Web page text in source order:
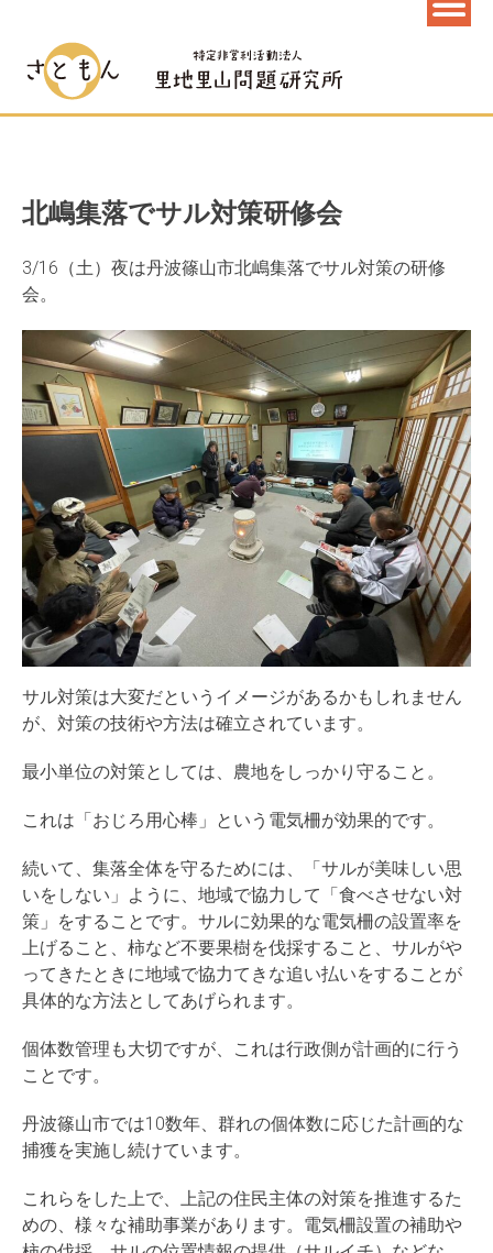
北嶋集落でサル対策研修会
3/16（土）夜は丹波篠山市北嶋集落でサル対策の研修
会。
サル対策は大変だというイメージがあるかもしれません
が、対策の技術や方法は確立されています。
最小単位の対策としては、農地をしっかり守ること。
これは「おじろ用心棒」という電気柵が効果的です。
続いて、集落全体を守るためには、「サルが美味しい思
いをしない」ように、地域で協力して「食べさせない対
策」をすることです。サルに効果的な電気柵の設置率を
上げること、柿など不要果樹を伐採すること、サルがや
ってきたときに地域で協力てきな追い払いをすることが
具体的な方法としてあげられます。
個体数管理も大切ですが、これは行政側が計画的に行う
ことです。
丹波篠山市では10数年、群れの個体数に応じた計画的な
捕獲を実施し続けています。
これらをした上で、上記の住民主体の対策を推進するた
めの、様々な補助事業があります。電気柵設置の補助や